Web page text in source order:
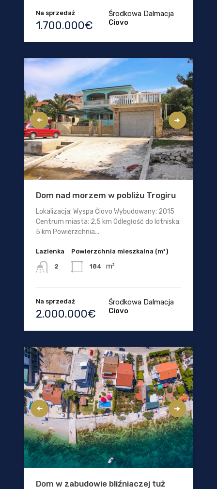
Na sprzedaż
1.700.000€
Środkowa Dalmacja
Ciovo
Dom nad morzem w pobliżu Trogiru
Lokalizacja: Wyspa Čiovo Wybudowany: 2015
Centrum miasta: 2,5 km Odległość do lotniska:
5 km Powierzchnia...
Lazienka
2
Powierzchnia mieszkalna (m²)
184 m²
Na sprzedaż
2.000.000€
Środkowa Dalmacja
Ciovo
Dom w zabudowie bliźniaczej tuż